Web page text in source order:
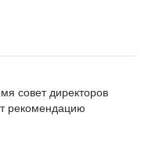
совет директоров
рекомендацию